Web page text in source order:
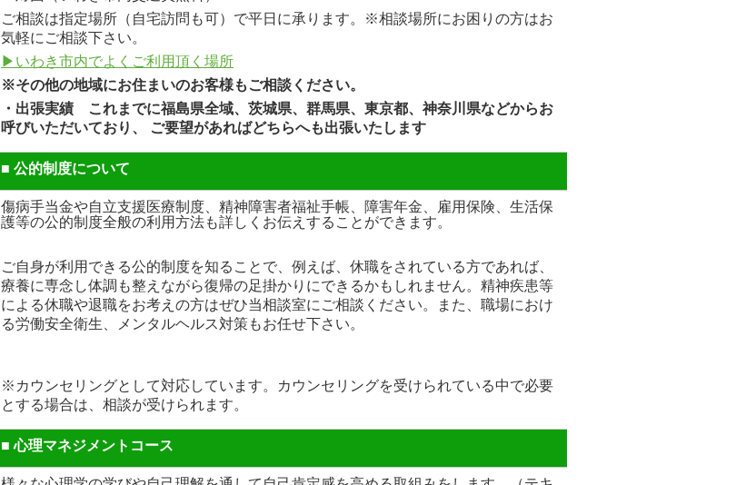
ご相談は指定場所（自宅訪問も可）で平日に承ります。※相談場所にお困りの方はお
気軽にご相談下さい。
▶いわき市内でよくご利用頂く場所
※その他の地域にお住まいのお客様もご相談ください。
・出張実績 これまでに福島県全域、茨城県、群馬県、東京都、神奈川県などからお
呼びいただいており、 ご要望があればどちらへも出張いたします
■ 公的制度について
傷病手当金や自立支援医療制度、精神障害者福祉手帳、障害年金、雇用保険、生活保
護等の公的制度全般の利用方法も詳しくお伝えすることができます。
ご自身が利用できる公的制度を知ることで、例えば、休職をされている方であれば、
療養に専念し体調も整えながら復帰の足掛かりにできるかもしれません。精神疾患等
による休職や退職をお考えの方はぜひ当相談室にご相談ください。また、職場におけ
る労働安全衛生、メンタルヘルス対策もお任せ下さい。
※カウンセリングとして対応しています。カウンセリングを受けられている中で必要
とする場合は、相談が受けられます。
■ 心理マネジメントコース